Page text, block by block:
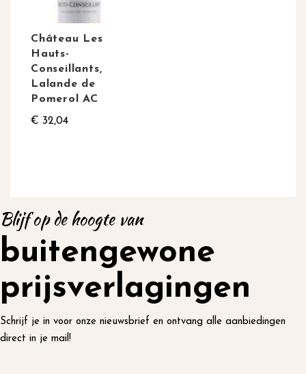
Château Les
Hauts-
Conseillants,
Lalande de
Pomerol AC
€ 32,04
Blijf op de hoogte van
buitengewone
prijsverlagingen
Schrijf je in voor onze nieuwsbrief en ontvang alle aanbiedingen
direct in je mail!